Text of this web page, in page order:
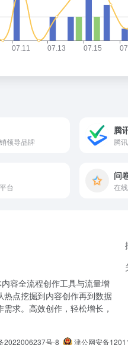
领导品牌
腾
腾
台
问
在
内容全流程创作工具与流量增
点挖掘到内容创作再到数据
求。高效创作，轻松增长，
2022006237号-8 津公网安备